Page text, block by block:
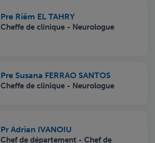
Pre Riëm EL TAHRY
Cheffe de clinique - Neurologue
Pre Susana FERRAO SANTOS
Cheffe de clinique - Neurologue
Pr Adrian IVANOIU
Chef de département - Chef de